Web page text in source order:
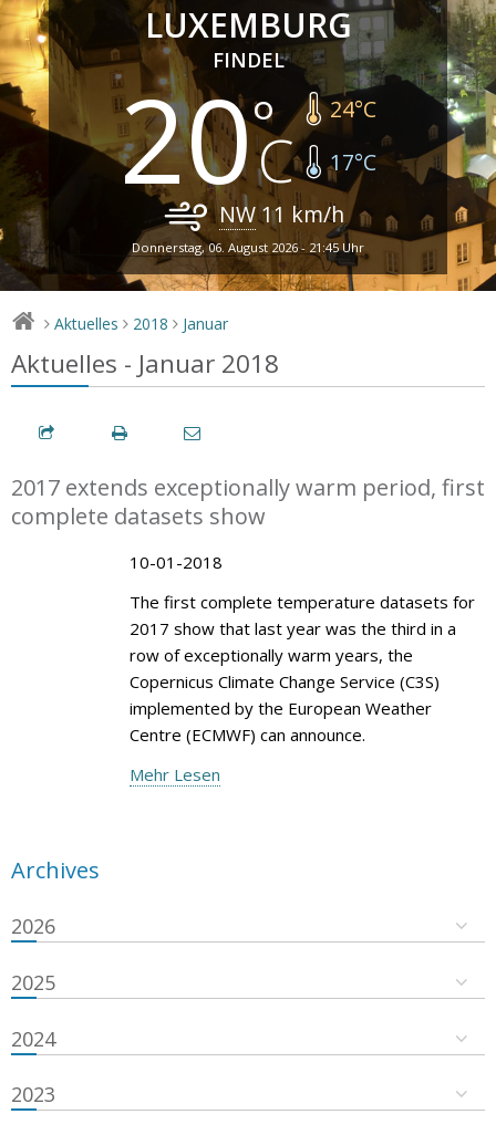
LUXEMBURG
FINDEL
20 24°C
17°C
NW11 km/h
Donnerstag, 06. August 2026 - 21:45 Uhr
> Aktuelles > 2018 > Januar
Aktuelles - Januar 2018
2017 extends exceptionally warm period, first
complete datasets show
10-01-2018
The first complete temperature datasets for
2017 show that last year was the third in a
row of exceptionally warm years, the
Copernicus Climate Change Service (C3S)
implemented by the European Weather
Centre (ECMWF) can announce.
Mehr Lesen
Archives
2026
2025
2024
2023